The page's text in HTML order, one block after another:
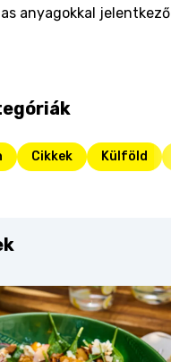
anyagokkal jelentkező
Cikkek Külföld